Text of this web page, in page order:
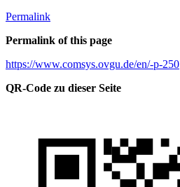
Permalink
Permalink of this page
https://www.comsys.ovgu.de/en/-p-250
QR-Code zu dieser Seite